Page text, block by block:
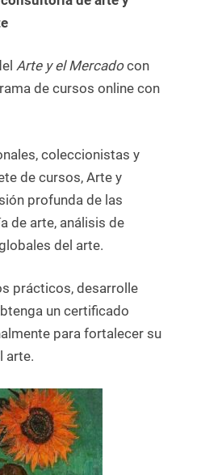
Arte y el Mercadocon
de cursos online con
coleccionistas y
de cursos, Arte y
profunda de las
de arte, análisis de
del arte.
prácticos, desarrolle
un certificado
para fortalecer su
arte.